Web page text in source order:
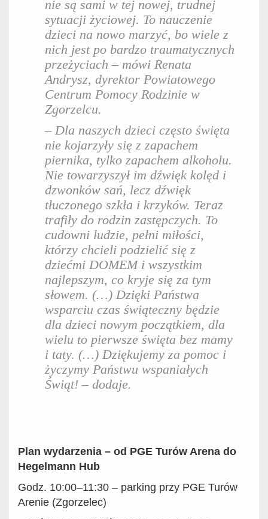
nie są sami w tej nowej, trudnej
sytuacji życiowej. To nauczenie
dzieci na nowo marzyć, bo wiele z
nich jest po bardzo traumatycznych
przeżyciach – mówi Renata
Andrysz, dyrektor Powiatowego
Centrum Pomocy Rodzinie w
Zgorzelcu.
– Dla naszych dzieci często święta
nie kojarzyły się z zapachem
piernika, tylko zapachem alkoholu.
Nie towarzyszył im dźwięk kolęd i
dzwonków sań, lecz dźwięk
tłuczonego szkła i krzyków. Teraz
trafiły do rodzin zastępczych. To
cudowni ludzie, pełni miłości,
którzy chcieli podzielić się z
dziećmi DOMEM i wszystkim
najlepszym, co kryje się za tym
słowem. (…) Dzięki Państwa
wsparciu czas świąteczny będzie
dla dzieci nowym początkiem, dla
wielu to pierwsze święta bez mamy
i taty. (…) Dziękujemy za pomoc i
życzymy Państwu wspaniałych
Świąt! – dodaje.
Plan wydarzenia – od PGE Turów Arena do
Hegelmann Hub
Godz. 10:00–11:30 – parking przy PGE Turów
Arenie (Zgorzelec)